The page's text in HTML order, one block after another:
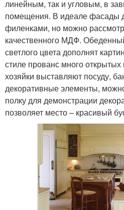
линейным, так и угловым, в
помещения. В идеале фасады
филенками, но можно
качественного МДФ.
светлого цвета дополнят
стиле прованс много
хозяйки выставляют посуду,
декоративные элементы,
полку для демонстрации
позволяет место – красивый